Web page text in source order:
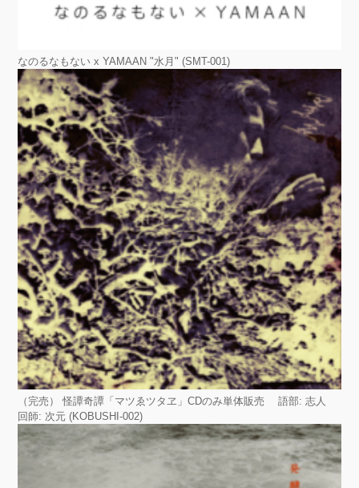
なのるなもない x YAMAAN "⽔⽉" (SMT-001)
（完売） 怪譚奇譚「マツゑツタヱ」CDのみ単体販売 語部: 志人
回師: 次元 (KOBUSHI-002)